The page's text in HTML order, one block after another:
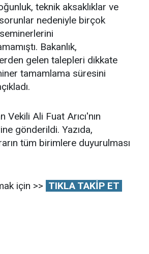
teknik aksaklıklar ve
nedeniyle birçok
Bakanlık,
gelen talepleri dikkate
tamamlama süresini
Ali Fuat Arıcı'nın
gönderildi. Yazıda,
tüm birimlere duyurulması
için >> TIKLA TAKİP ET